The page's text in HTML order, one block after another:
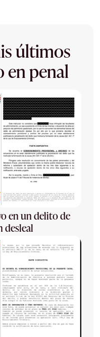
últimos
en penal
en un delito de
desleal